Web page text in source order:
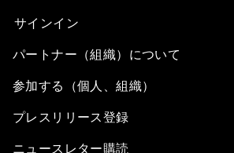
サインイン
パートナー（組織）について
参加する（個人、組織）
プレスリリース登録
ニュースレター購読